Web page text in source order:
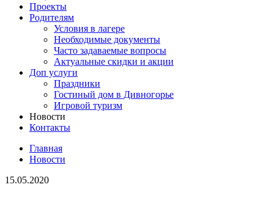
Проекты
Родителям
Условия в лагере
Необходимые документы
Часто задаваемые вопросы
Актуальные скидки и акции
Доп услуги
Праздники
Гостиный дом в Дивногорье
Игровой туризм
Новости
Контакты
Главная
Новости
15.05.2020